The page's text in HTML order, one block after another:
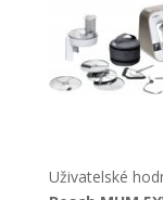
Uživatelské